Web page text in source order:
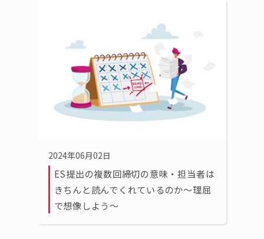
2024年06月02日
ES提出の複数回締切の意味・担当者は
きちんと読んでくれているのか〜理屈
で想像しよう〜